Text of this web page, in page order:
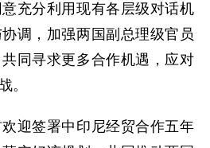
分利用现有各层级对话机
调，加强两国副总理级官员
同寻求更多合作机遇，应对
。
签署中印尼经贸合作五年